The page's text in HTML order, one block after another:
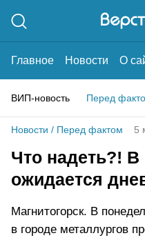
Главное Новости О
ВИП-новость Перед
Новости / Перед фактом 5
Что надеть?! В
ожидается
Магнитогорск. В
в городе металлургов